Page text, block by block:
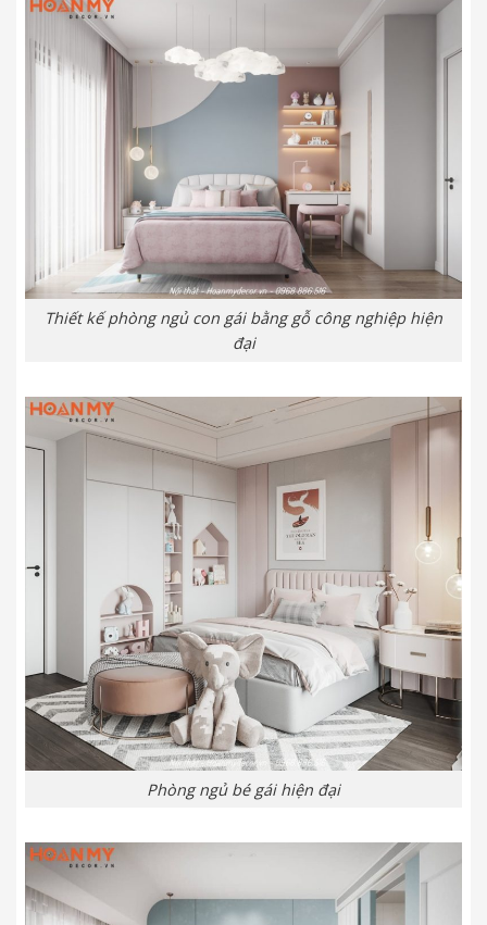
Thiết kế phòng ngủ con gái bằng gỗ công nghiệp hiện
đại
Phòng ngủ bé gái hiện đại